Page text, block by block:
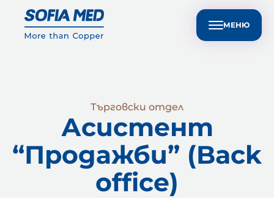
МЕНЮ
Техническа поддръжка за клиенти EN
Устойчивост Медиен център Контакти
Асистент
“Продажби” (Back
office)
Търговски отдел